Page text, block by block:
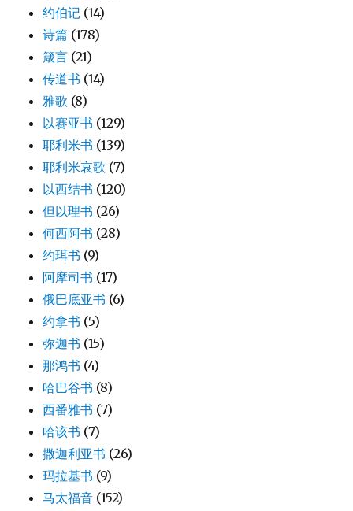
约伯记 (14)
诗篇 (178)
箴言 (21)
传道书 (14)
雅歌 (8)
以赛亚书 (129)
耶利米书 (139)
耶利米哀歌 (7)
以西结书 (120)
但以理书 (26)
何西阿书 (28)
约珥书 (9)
阿摩司书 (17)
俄巴底亚书 (6)
约拿书 (5)
弥迦书 (15)
那鸿书 (4)
哈巴谷书 (8)
西番雅书 (7)
哈该书 (7)
撒迦利亚书 (26)
玛拉基书 (9)
马太福音 (152)